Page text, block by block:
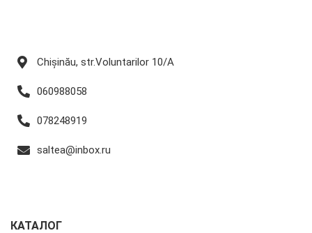
Chișinău, str.Voluntarilor 10/A
060988058
078248919
saltea@inbox.ru
КАТАЛОГ